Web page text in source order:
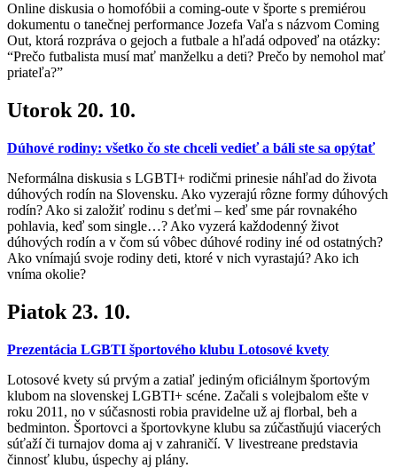
Online diskusia o homofóbii a coming-oute v športe s premiérou
dokumentu o tanečnej performance Jozefa Vaľa s názvom Coming
Out, ktorá rozpráva o gejoch a futbale a hľadá odpoveď na otázky:
“Prečo futbalista musí mať manželku a deti? Prečo by nemohol mať
priateľa?”
Utorok 20. 10.
Dúhové rodiny: všetko čo ste chceli vedieť a báli ste sa opýtať
Neformálna diskusia s LGBTI+ rodičmi prinesie náhľad do života
dúhových rodín na Slovensku. Ako vyzerajú rôzne formy dúhových
rodín? Ako si založiť rodinu s deťmi – keď sme pár rovnakého
pohlavia, keď som single…? Ako vyzerá každodenný život
dúhových rodín a v čom sú vôbec dúhové rodiny iné od ostatných?
Ako vnímajú svoje rodiny deti, ktoré v nich vyrastajú? Ako ich
vníma okolie?
Piatok 23. 10.
Prezentácia LGBTI športového klubu Lotosové kvety
Lotosové kvety sú prvým a zatiaľ jediným oficiálnym športovým
klubom na slovenskej LGBTI+ scéne. Začali s volejbalom ešte v
roku 2011, no v súčasnosti robia pravidelne už aj florbal, beh a
bedminton. Športovci a športovkyne klubu sa zúčastňujú viacerých
súťaží či turnajov doma aj v zahraničí. V livestreane predstavia
činnosť klubu, úspechy aj plány.